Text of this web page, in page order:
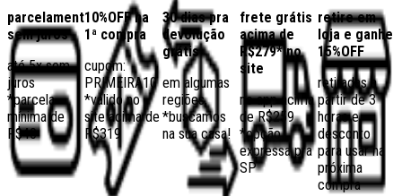
parcelamento
sem juros
até 5x sem
juros
*parcela
mínima de
R$40
10%OFF na
1ª compra
cupom:
PRIMEIRA10
*válido no
site acima de
R$319
30 dias pra
devolução
grátis
em algumas
regiões,
*buscamos
na sua casa!
frete grátis
acima de
R$279* no
site
no app acima
de R$259
*opção
expressa pra
SP
retire em
loja e ganhe
15%OFF
retiradas a
partir de 3
horas e
desconto
para usar na
próxima
compra